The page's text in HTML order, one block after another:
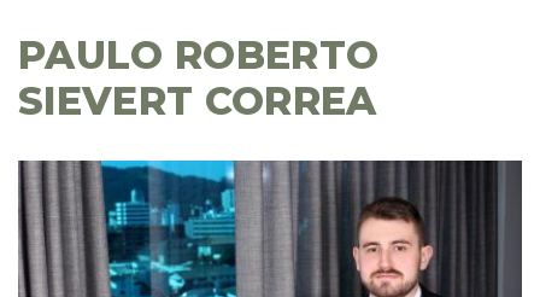
PAULO ROBERTO
SIEVERT CORREA